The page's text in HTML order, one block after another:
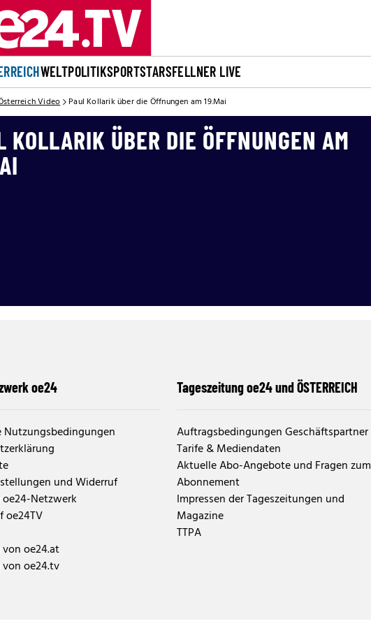
WELTPOLITIKSPORTSTARSFELLNER LIVE
Video Paul Kollarik über die Öffnungen am 19.Mai
KOLLARIK ÜBER DIE ÖFFNUNGEN AM
oe24
Nutzungsbedingungen
und Widerruf
Netzwerk
oe24TV
oe24.at
oe24.tv
Tageszeitung oe24 und ÖSTERREICH
Auftragsbedingungen Geschäftspartner
Tarife & Mediendaten
Aktuelle Abo-Angebote und Fragen zum
Abonnement
Impressen der Tageszeitungen und
Magazine
TTPA